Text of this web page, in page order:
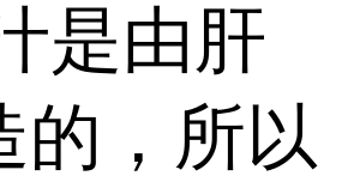
是由肝
的，所以